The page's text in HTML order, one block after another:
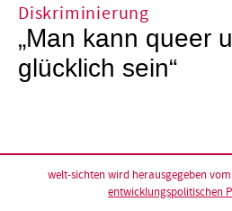
Diskriminierung
„Man kann queer
glücklich sein“
welt-sichten wird herausgegeben vom
entwicklungspolitischen